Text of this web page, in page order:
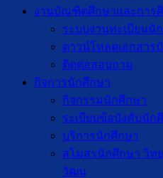
งานบัณฑิตศึกษาเเละการ
ระบบงานทะเบียนนั
ดาวน์โหลดเอกสา
ติดต่อสอบถาม
กิจการนักศึกษา
กิจกรรมนักศึกษา
ระเบียบข้อบังคับนัก
บริการนักศึกษา
สโมสรนักศึกษา วิท
วัฒน